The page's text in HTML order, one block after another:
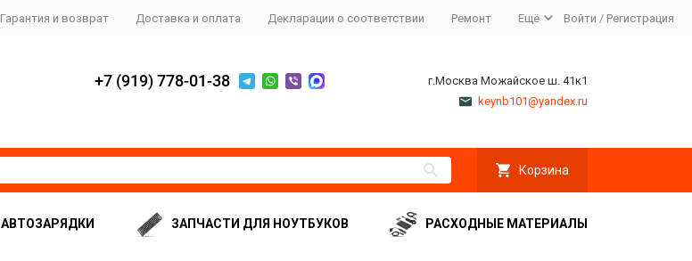
Гарантия и возврат Доставка и оплата Декларации о соответствии Ремонт Ещё Войти / Регистрация
+7 (919) 778-01-38
г.Москва Можайское ш. 41к1
keynb101@yandex.ru
Корзина
АВТОЗАРЯДКИ ЗАПЧАСТИ ДЛЯ НОУТБУКОВ РАСХОДНЫЕ МАТЕРИАЛЫ